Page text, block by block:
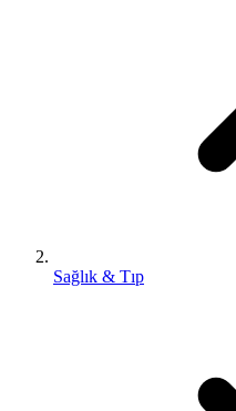
Sağlık & Tıp